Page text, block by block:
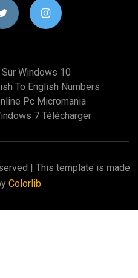
Windows 10
To English Numbers
Pc Micromania
7 Télécharger
| This template is made
Colorlib